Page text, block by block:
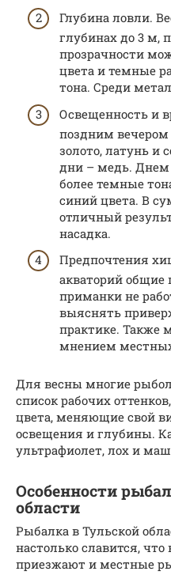
Глубина ловли.
глубинах до 3 м,
прозрачности
цвета и темные
тона. Среди
Освещенность и
поздним
золото, латунь и
дни – медь. Днем
более темные
синий цвета. В
отличный
насадка.
Предпочтения
акваторий общие
приманки не
выяснять
практике. Также
мнением
Для весны многие
список рабочих
цвета, меняющие свой
освещения и глубины.
ультрафиолет, лох и
Особенности
области
Рыбалка в Тульской
настолько славится, что
приезжают и местные